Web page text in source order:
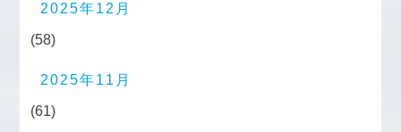
2025年12月
(58)
2025年11月
(61)